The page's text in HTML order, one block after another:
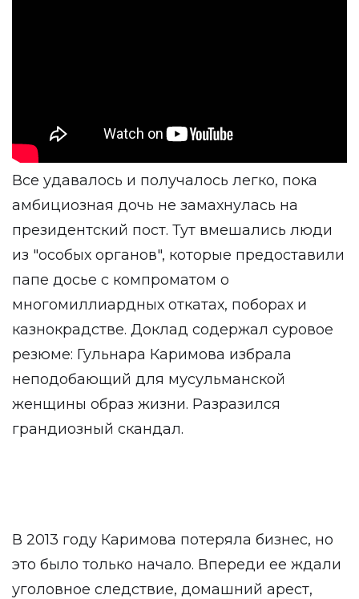
Все удавалось и получалось легко, пока
амбициозная дочь не замахнулась на
президентский пост. Тут вмешались люди
из "особых органов", которые предоставили
папе досье с компроматом о
многомиллиардных откатах, поборах и
казнокрадстве. Доклад содержал суровое
резюме: Гульнара Каримова избрала
неподобающий для мусульманской
женщины образ жизни. Разразился
грандиозный скандал.
В 2013 году Каримова потеряла бизнес, но
это было только начало. Впереди ее ждали
уголовное следствие, домашний арест,